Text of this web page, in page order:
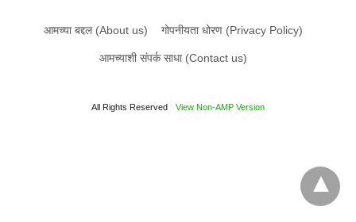
आमच्या बद्दल (About us) गोपनीयता धोरण (Privacy Policy)
आमच्याशी संपर्क साधा (Contact us)
All Rights Reserved View Non-AMP Version